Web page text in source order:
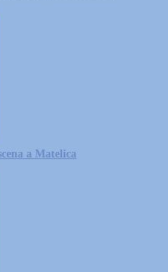
a Matelica